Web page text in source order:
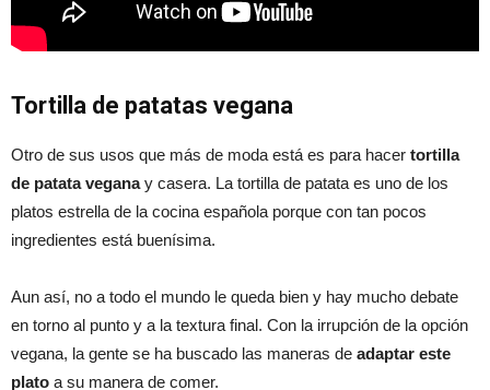
Tortilla de patatas vegana
Otro de sus usos que más de moda está es para hacer tortilla
de patata veganay casera. La tortilla de patata es uno de los
platos estrella de la cocina española porque con tan pocos
ingredientes está buenísima.
Aun así, no a todo el mundo le queda bien y hay mucho debate
en torno al punto y a la textura final. Con la irrupción de la opción
vegana, la gente se ha buscado las maneras de adaptar este
plato a su manera de comer.